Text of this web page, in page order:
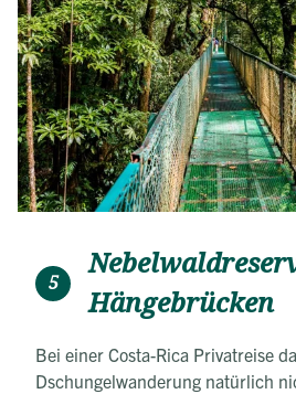
5
Hängebrücken
Bei einer Costa-Rica Privatreise
Dschungelwanderung natürlich